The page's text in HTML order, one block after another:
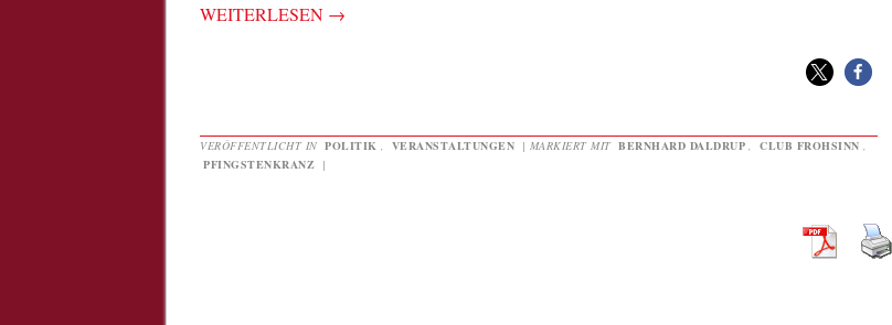
WEITERLESEN →
VERÖFFENTLICHT IN POLITIK VERANSTALTUNGEN | MARKIERT MIT BERNHARD DALDRUP CLUB FROHSINN
PFINGSTENKRANZ |